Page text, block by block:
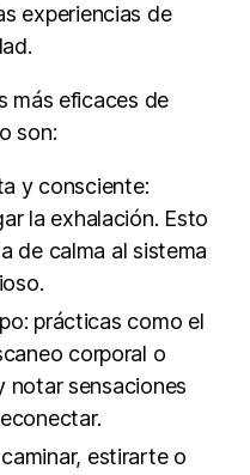
experiencias de
más eficaces de
son:
y consciente:
la exhalación. Esto
de calma al sistema
prácticas como el
corporal o
notar sensaciones
estirarte o